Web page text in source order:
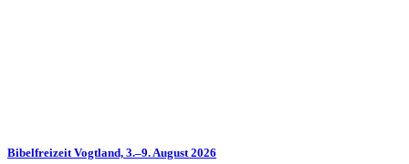
Bibelfreizeit Vogtland, 3.–9. August 2026